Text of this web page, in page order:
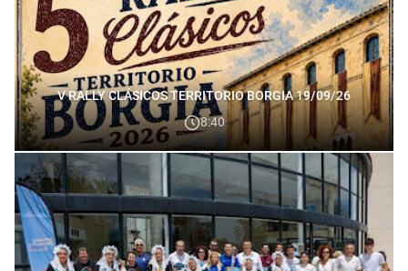
V RALLY CLÁSICOS TERRITORIO BORGIA 19/09/26
8:40